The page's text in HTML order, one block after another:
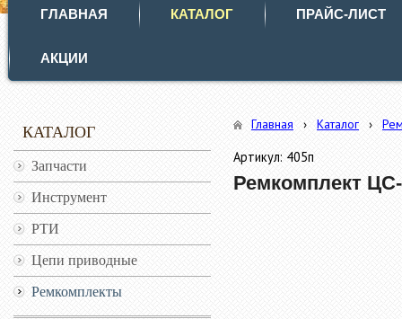
ГЛАВНАЯ КАТАЛОГ ПРАЙС-ЛИСТ
АКЦИИ
КАТАЛОГ
Запчасти
Инструмент
РТИ
Цепи приводные
Ремкомплекты
Главная › Каталог ›
Артикул: 405п
Ремкомплект